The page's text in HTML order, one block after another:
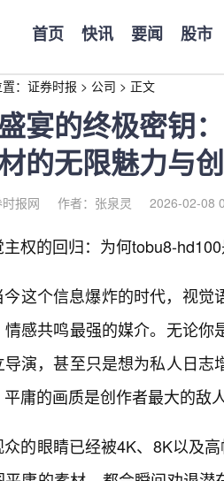
首页 快讯 要闻 股市
： 证券时报 > 公司 > 正文
宴的终极密钥
的无限魅力与
报网 作者：张泉灵 2026-02-08
主权的回归：为何tobu8-
今这个信息爆炸的时代，视觉
情感共鸣最强的媒介。无论
导演，甚至只是想为私人日
庸的画质是创作者最大的敌
众的眼睛已经被4K、8K以及